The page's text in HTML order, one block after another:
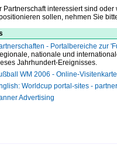
Partnerschaft interessiert sind
sollen, nehmen Sie
- Portalbereiche zur
nationale und
Jahrhundert-Ereignisses.
WM 2006 - Online-
Worldcup portal-sites -
Advertising